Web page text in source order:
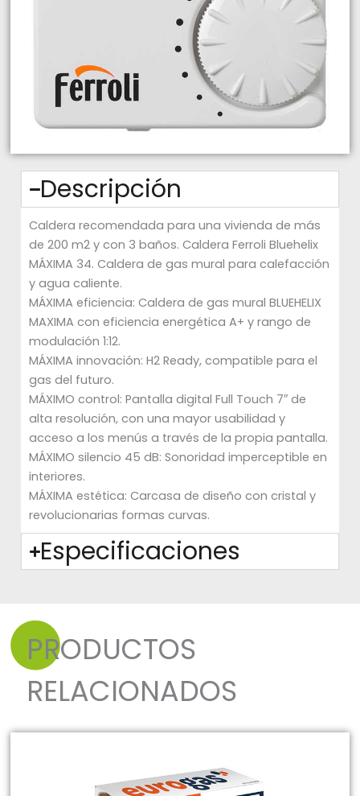
Descripción
Caldera recomendada para una vivienda de más
de 200 m2 y con 3 baños. Caldera Ferroli Bluehelix
MÁXIMA 34. Caldera de gas mural para calefacción
y agua caliente.
MÁXIMA eficiencia: Caldera de gas mural BLUEHELIX
MAXIMA con eficiencia energética A+ y rango de
modulación 1:12.
MÁXIMA innovación: H2 Ready, compatible para el
gas del futuro.
MÁXIMO control: Pantalla digital Full Touch 7″ de
alta resolución, con una mayor usabilidad y
acceso a los menús a través de la propia pantalla.
MÁXIMO silencio 45 dB: Sonoridad imperceptible en
interiores.
MÁXIMA estética: Carcasa de diseño con cristal y
revolucionarias formas curvas.
Especificaciones
PRODUCTOS
RELACIONADOS